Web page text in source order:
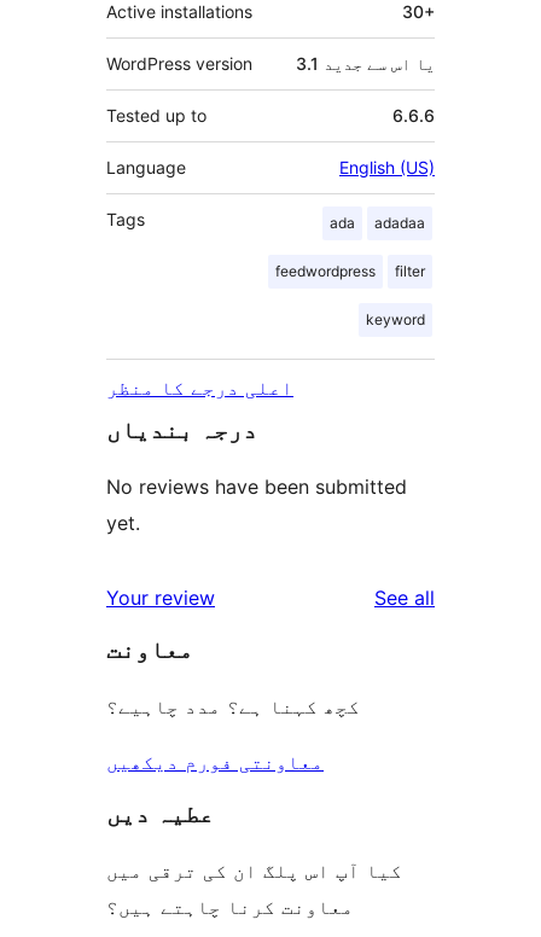
Active installations 30+
WordPress version 3.1 یا اس سے جدید
Tested up to 6.6.6
Language English (US)
Tags ada adadaa
feedwordpress filter
keyword
اعلی درجے کا منظر
درجہ بندیاں
No reviews have been submitted
yet.
Your review See all
معاونت
کچھ کہنا ہے؟ مدد چاہیے؟
معاونتی فورم دیکھیں
عطیہ دیں
کیا آپ اس پلگ ان کی ترقی میں
معاونت کرنا چاہتے ہیں؟